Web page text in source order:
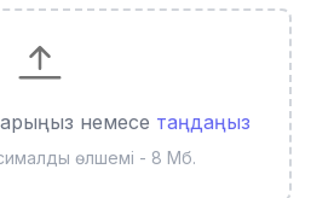
немесе таңдаңыз
өлшемі - 8 Мб.